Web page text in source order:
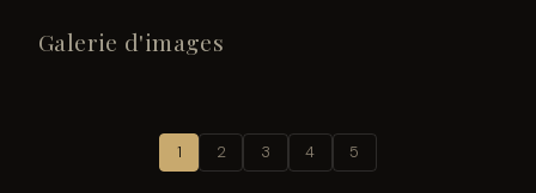
Galerie d'images
1 2 3 4 5